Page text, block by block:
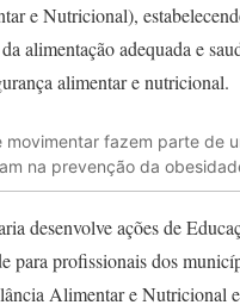
e Nutricional),
alimentação adequada e
alimentar e nutricional.
movimentar fazem parte de
na prevenção da
desenvolve ações de
para profissionais dos
Alimentar e Nutricional